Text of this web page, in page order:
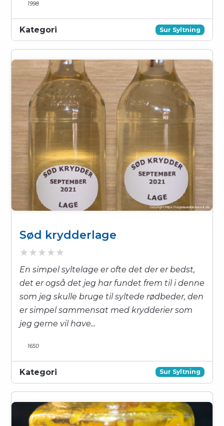
1998
Kategori Sur Syltning
Sød krydderlage
En simpel syltelage er ofte det der er bedst,
det er også det jeg har fundet frem til i denne
som jeg skulle bruge til syltede rødbeder, den
er simpel sammensat med krydderier som
jeg gerne vil have...
1650
Kategori Sur Syltning